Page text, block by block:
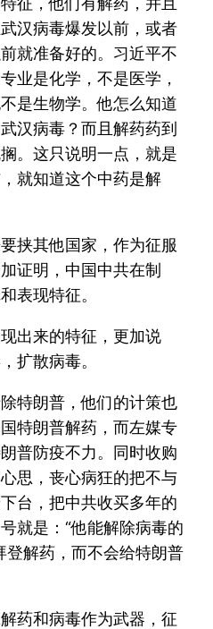
汉病毒爆发以前，或者
就准备好的。习近平不
业是化学，不是医学，
是生物学。他怎么知道
汉病毒？而且解药药到
。这只说明一点，就是
就知道这个中药是解
挟其他国家，作为征服
证明，中国中共在制
表现特征。
出来的特征，更加说
扩散病毒。
特朗普，他们的计策也
特朗普解药，而左媒专
普防疫不力。同时收购
思，丧心病狂的把不与
台，把中共收买多年的
就是：“他能解除病毒的
登解药，而不会给特朗普
药和病毒作为武器，征